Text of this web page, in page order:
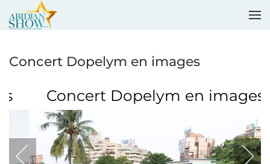
Concert Dopelym en images
Concert Dopelym en images